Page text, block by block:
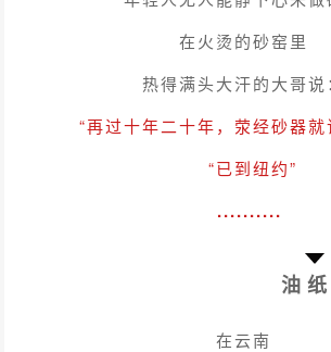
在火烫的砂窑里
热得满头大汗的大哥说
“再过十年二十年，荥经砂器就
“已到纽约”
..........
油
在云南